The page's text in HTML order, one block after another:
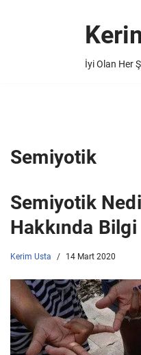
İyi Olan Her
Semiyotik
Semiyotik
Hakkında Bilgi
Kerim Usta 14 Mart 2020